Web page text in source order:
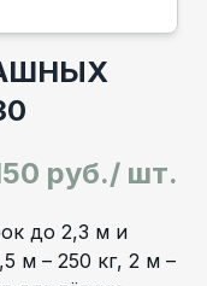
руб./ шт.
до 2,3 м и
м – 250 кг, 2 м –